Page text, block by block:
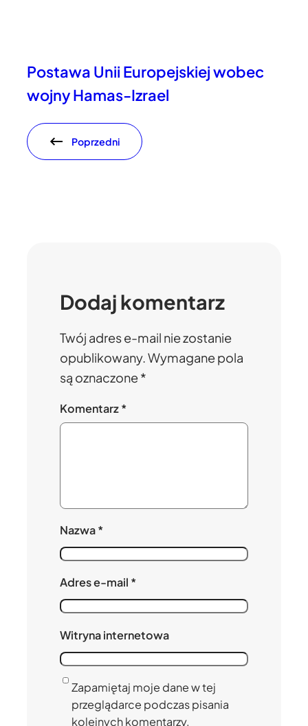
Postawa Unii Europejskiej wobec
wojny Hamas-Izrael
Poprzedni
Dodaj komentarz
Twój adres e-mail nie zostanie
opublikowany.Wymagane pola
są oznaczone*
Komentarz*
Nazwa*
Adres e-mail *
Witryna internetowa
Zapamiętaj moje dane w tej
przeglądarce podczas pisania
kolejnych komentarzy.